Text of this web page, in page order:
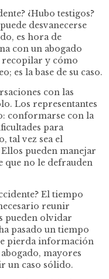
¿Hubo testigos?
desvanecerse
es hora de
con un abogado
recopilar y cómo
es la base de su caso.
con las
Los representantes
conformarse con la
para
tal vez sea el
pueden manejar
que no le defrauden
El tiempo
reunir
pueden olvidar
pasado un tiempo
pierda información
mayores
un caso sólido.